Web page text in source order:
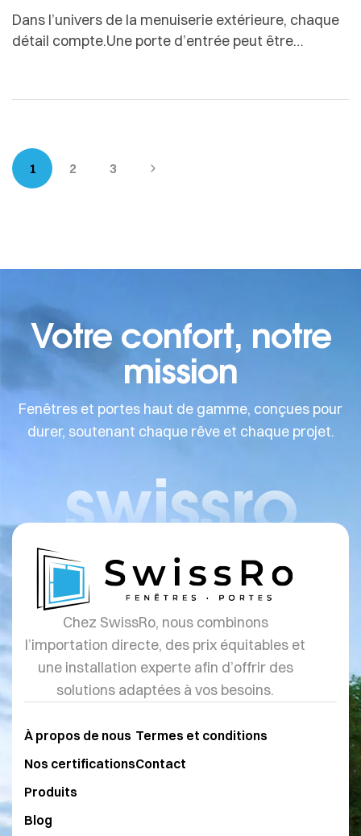
Dans l’univers de la menuiserie extérieure, chaque
détail compte.Une porte d’entrée peut être
regard.Plus qu’un simple accessoire fonctionnel, la
élément qui participe à l’identité de la façade et au
caractère du logement. Chez SwissRo, […]
1 2 3
Votre confort, notre
mission
Fenêtres et portes haut de gamme, conçues pour
durer, soutenant chaque rêve et chaque projet.
swissro
Chez SwissRo, nous combinons
l’importation directe, des prix équitables et
une installation experte afin d’offrir des
solutions adaptées à vos besoins.
À propos de nous
Nos certifications
Produits
Blog
Termes et conditions
Contact